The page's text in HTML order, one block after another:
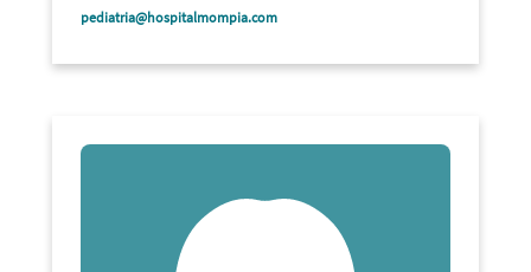
pediatria@hospitalmompia.com